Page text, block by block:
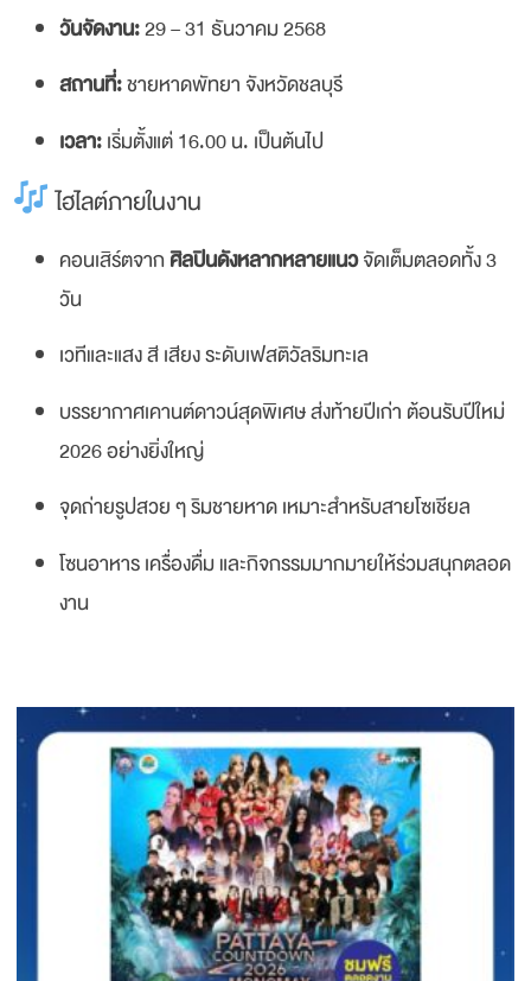
วันจัดงาน:29 – 31 ธันวาคม 2568
สถานที่:ชายหาดพัทยา จังหวัดชลบุรี
เวลา:เริ่มตั้งแต่ 16.00 น. เป็นต้นไป
ไฮไลต์ภายในงาน
คอนเสิร์ตจากศิลปินดังหลากหลายแนวจัดเต็มตลอดทั้ง 3
วัน
เวทีและแสง สี เสียง ระดับเฟสติวัลริมทะเล
บรรยากาศเคานต์ดาวน์สุดพิเศษ ส่งท้ายปีเก่า ต้อนรับปีใหม่
2026 อย่างยิ่งใหญ่
จุดถ่ายรูปสวย ๆ ริมชายหาด เหมาะสำหรับสายโซเชียล
โซนอาหาร เครื่องดื่ม และกิจกรรมมากมายให้ร่วมสนุกตลอด
งาน